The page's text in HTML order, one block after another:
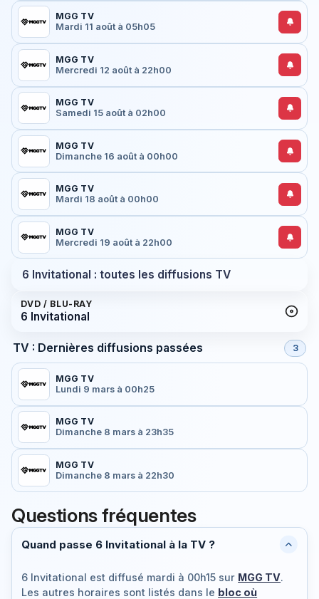
MGG TV
Mardi 11 août à 05h05
MGG TV
Mercredi 12 août à 22h00
MGG TV
Samedi 15 août à 02h00
MGG TV
Dimanche 16 août à 00h00
MGG TV
Mardi 18 août à 00h00
MGG TV
Mercredi 19 août à 22h00
6 Invitational : toutes les diffusions TV
DVD / BLU-RAY
6 Invitational
TV : Dernières diffusions passées 3
MGG TV
Lundi 9 mars à 00h25
MGG TV
Dimanche 8 mars à 23h35
MGG TV
Dimanche 8 mars à 22h30
Questions fréquentes
Quand passe 6 Invitational à la TV ?
6 Invitational est diffusé mardi à 00h15 sur MGG TV.
Les autres horaires sont listés dans le bloc où